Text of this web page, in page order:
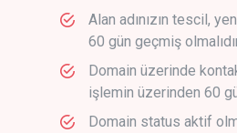
Alan adınızın tescil,
60 gün geçmiş
Domain üzerinde
işlemin üzerinden 60
Domain status aktif